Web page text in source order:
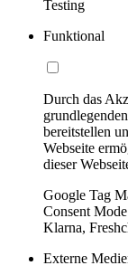
Testing
Funktional
Durch das
bereitstellen
Webseite
dieser
Google Tag
Consent
Klarna,
Externe